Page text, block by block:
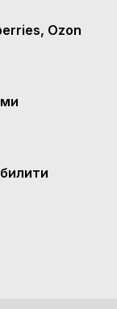
Ozon